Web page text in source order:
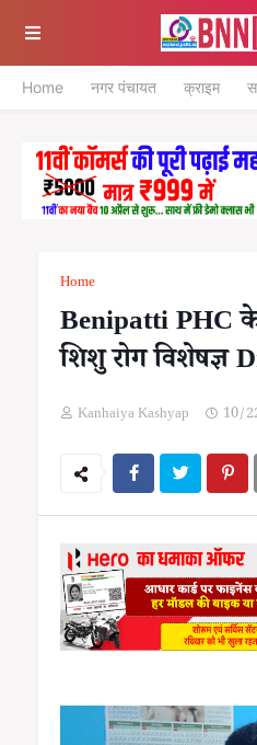
Home नगर पंचायत क्राइम
Home
Benipatti PHC के
शिशु रोग विशेषज्ञ
Kanhaiya Kashyap 10/